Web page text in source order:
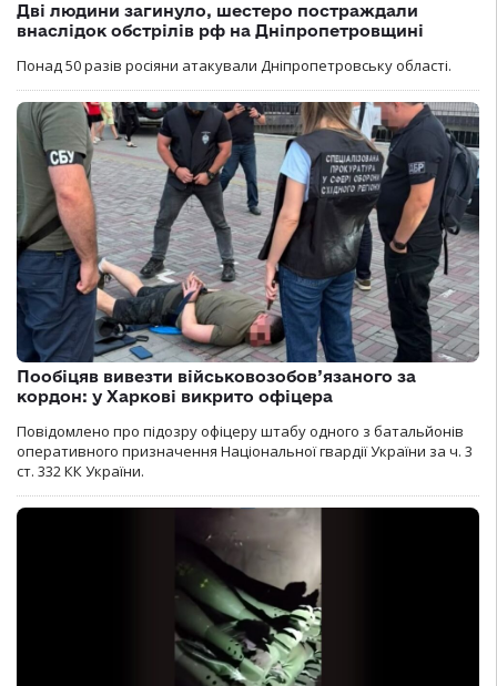
Дві людини загинуло, шестеро постраждали
внаслідок обстрілів рф на Дніпропетровщині
Понад 50 разів росіяни атакували Дніпропетровську області.
Пообіцяв вивезти військовозобов’язаного за
кордон: у Харкові викрито офіцера
Повідомлено про підозру офіцеру штабу одного з батальйонів
оперативного призначення Національної гвардії України за ч. 3
ст. 332 КК України.